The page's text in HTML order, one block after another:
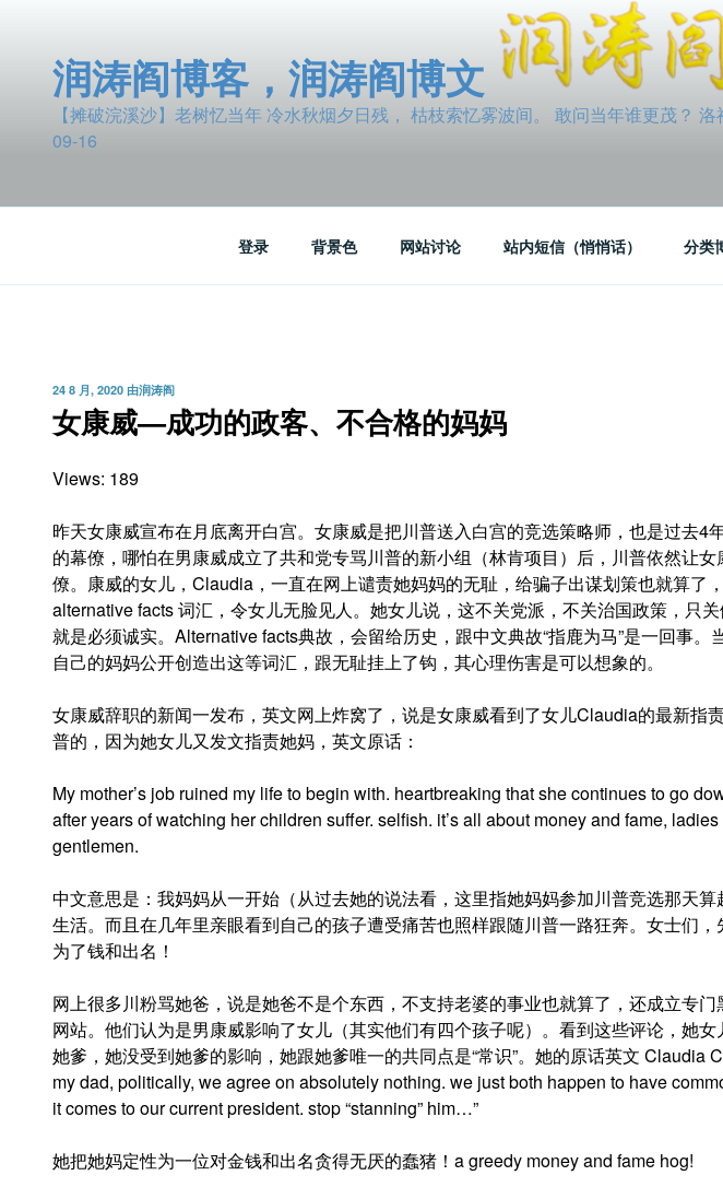
润涛阎博客，润涛阎博文
【摊破浣溪沙】老树忆当年 冷水秋烟夕日残， 枯枝索忆雾波间。 敢问当年谁更茂？
09-16
登录 背景色 网站讨论 站内短信（悄悄话） 分类
发
于
24 8 月, 2020 由润涛阎
女康威—成功的政客、不合格的妈妈
Views: 189
昨天女康威宣布在月底离开白宫。女康威是把川普送入白宫的竞选策略师，也是过去4
的幕僚， 哪怕在男康威成立了共和党专骂川普的新小组（林肯项目）后，川普依然让女
僚。康威的女儿，Claudia，一直在网上谴责她妈妈的无耻，给骗子出谋划策也就算了
alternative facts 词汇，令女儿无脸见人。她女儿说，这不关党派，不关治国政策，只
就是必须诚实。Alternative facts典故，会留给历史，跟中文典故“指鹿为马”是一回事。
自己的妈妈公开创造出这等词汇，跟无耻挂上了钩，其心理伤害是可以想象的。
女康威辞职的新闻一发布，英文网上炸窝了，说是女康威看到了女儿Claudia的最新指
普的，因为她女儿又发文指责她妈，英文原话：
My mother’s job ruined my life to begin with. heartbreaking that she continues to go
after years of watching her children suffer. selfish. it’s all about money and fame, ladies
gentlemen.
中文意思是：我妈妈从一开始（从过去她的说法看，这里指她妈妈参加川普竞选那天算
生活。而且在几年里亲眼看到自己的孩子遭受痛苦也照样跟随川普一路狂奔。女士们，
为了钱和出名！
网上很多川粉骂她爸，说是她爸不是个东西，不支持老婆的事业也就算了，还成立专门
网站。他们认为是男康威影响了女儿（其实他们有四个孩子呢）。看到这些评论，她
她爹，她没受到她爹的影响，她跟她爹唯一的共同点是“常识”。她的原话英文 Claudia
my dad, politically, we agree on absolutely nothing. we just both happen to have
it comes to our current president. stop “stanning” him…”
她把她妈定性为一位对金钱和出名贪得无厌的蠢猪！a greedy money and fame hog!